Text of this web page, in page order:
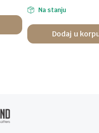
Na stanju
Dodaj u